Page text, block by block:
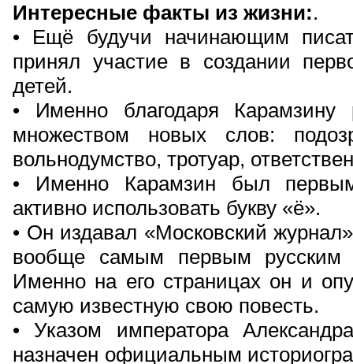
Интересные факты из жизни:.
• Ещё будучи начинающим
принял участие в создании
детей.
• Именно благодаря Карамзину
множеством новых слов:
вольнодумство, тротуар,
• Именно Карамзин был
активно использовать букву «ё».
• Он издавал «Московский
вообще самым первым русским
Именно на его страницах он и
самую известную свою повесть.
• Указом императора
назначен официальным